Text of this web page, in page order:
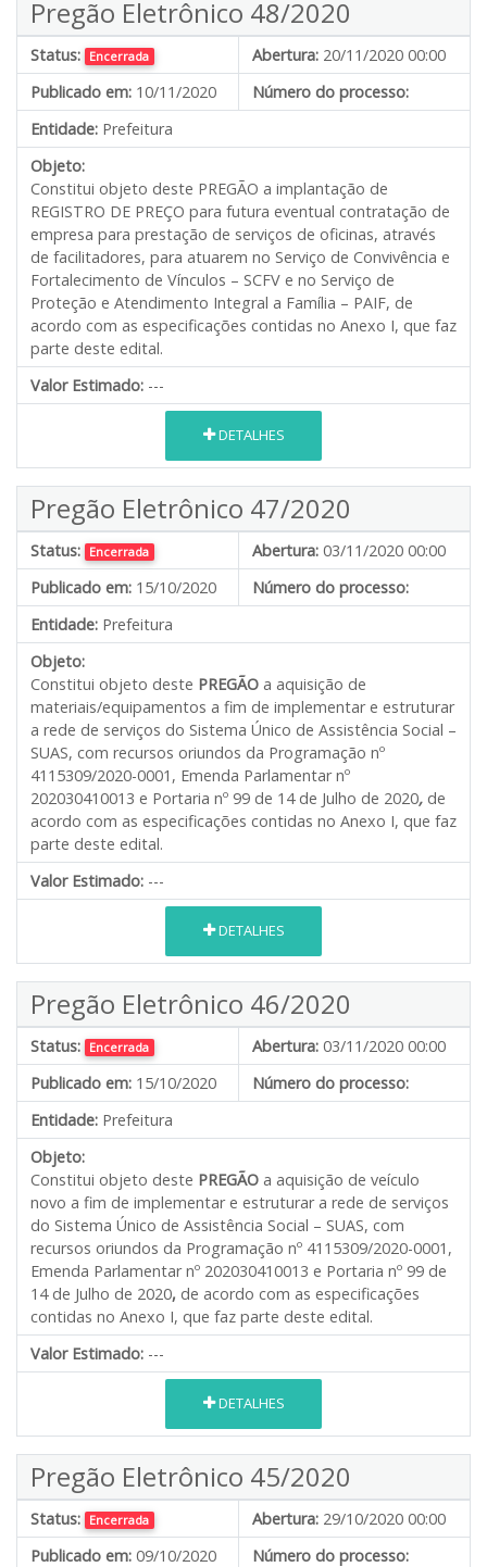
Pregão Eletrônico 48/2020
Status: Encerrada Abertura: 20/11/2020 00:00
Publicado em: 10/11/2020
Número do processo:
Entidade: Prefeitura
Objeto:
Constitui objeto deste PREGÃO a implantação de
REGISTRO DE PREÇO para futura eventual contratação de
empresa para prestação de serviços de oficinas, através
de facilitadores, para atuarem no Serviço de Convivência e
Fortalecimento de Vínculos – SCFV e no Serviço de
Proteção e Atendimento Integral a Família – PAIF, de
acordo com as especificações contidas no Anexo I, que faz
parte deste edital.
Valor Estimado: ---
DETALHES
Pregão Eletrônico 47/2020
Status: Encerrada Abertura: 03/11/2020 00:00
Publicado em: 15/10/2020
Número do processo:
Entidade: Prefeitura
Objeto:
Constitui objeto deste PREGÃO a aquisição de
materiais/equipamentos a fim de implementar e estruturar
a rede de serviços do Sistema Único de Assistência Social –
SUAS, com recursos oriundos da Programação nº
4115309/2020-0001, Emenda Parlamentar nº
202030410013 e Portaria nº 99 de 14 de Julho de 2020, de
acordo com as especificações contidas no Anexo I, que faz
parte deste edital.
Valor Estimado: ---
DETALHES
Pregão Eletrônico 46/2020
Status: Encerrada Abertura: 03/11/2020 00:00
Publicado em: 15/10/2020
Número do processo:
Entidade: Prefeitura
Objeto:
Constitui objeto deste PREGÃO a aquisição de veículo
novo a fim de implementar e estruturar a rede de serviços
do Sistema Único de Assistência Social – SUAS, com
recursos oriundos da Programação nº 4115309/2020-0001,
Emenda Parlamentar nº 202030410013 e Portaria nº 99 de
14 de Julho de 2020, de acordo com as especificações
contidas no Anexo I, que faz parte deste edital.
Valor Estimado: ---
DETALHES
Pregão Eletrônico 45/2020
Status: Encerrada Abertura: 29/10/2020 00:00
Publicado em: 09/10/2020
Número do processo: